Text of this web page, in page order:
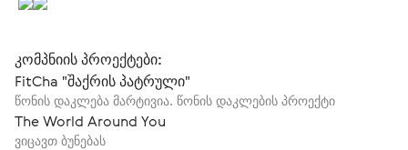
კომპნიის პროექტები:
FitCha "შაქრის პატრული"
წონის დაკლება მარტივია. წონის დაკლების პროექტი
The World Around You
ვიცავთ ბუნებას